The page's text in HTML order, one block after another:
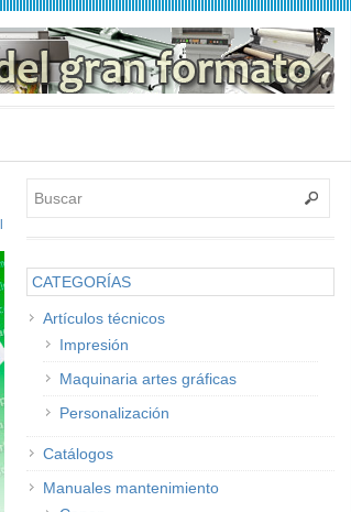
CATEGORÍAS
Artículos técnicos
Impresión
Maquinaria artes gráficas
Personalización
Catálogos
Manuales mantenimiento